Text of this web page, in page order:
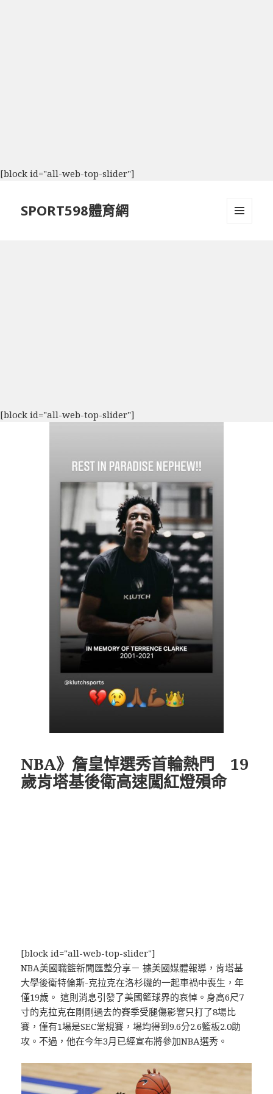
[block id="all-web-top-slider"]
SPORT598體育網
[block id="all-web-top-slider"]
NBA》詹皇悼選秀首輪熱門 19
歲肯塔基後衛高速闖紅燈殞命
[block id="all-web-top-slider"]
NBA美國職籃新聞匯整分享－ 據美國媒體報導，肯塔基
大學後衛特倫斯-克拉克在洛杉磯的一起車禍中喪生，年
僅19歲。 這則消息引發了美國籃球界的哀悼。身高6尺7
寸的克拉克在剛剛過去的賽季受腿傷影響只打了8場比
賽，僅有1場是SEC常規賽，場均得到9.6分2.6籃板2.0助
攻。不過，他在今年3月已經宣布將參加NBA選秀。